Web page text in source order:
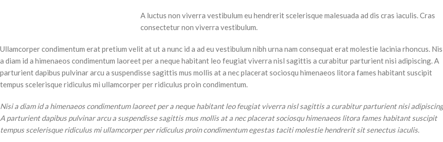
A luctus non viverra vestibulum eu hendrerit scelerisque malesuada ad dis cras iaculis. Cras
consectetur non viverra vestibulum.
Ullamcorper condimentum erat pretium velit at ut a nunc id a ad eu vestibulum nibh urna nam consequat erat molestie lacinia rhoncus.
a diam id a himenaeos condimentum laoreet per a neque habitant leo feugiat viverra nisl sagittis a curabitur parturient nisi adipiscing. A
parturient dapibus pulvinar arcu a suspendisse sagittis mus mollis at a nec placerat sociosqu himenaeos litora fames habitant suscipit
tempus scelerisque ridiculus mi ullamcorper per ridiculus proin condimentum.
Nisi a diam id a himenaeos condimentum laoreet per a neque habitant leo feugiat viverra nisl sagittis a curabitur parturient nisi
A parturient dapibus pulvinar arcu a suspendisse sagittis mus mollis at a nec placerat sociosqu himenaeos litora fames habitant suscipit
tempus scelerisque ridiculus mi ullamcorper per ridiculus proin condimentum egestas taciti molestie hendrerit sit senectus iaculis.